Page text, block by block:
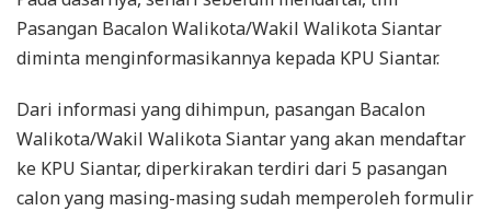
Pasangan Bacalon Walikota/Wakil Walikota Siantar
diminta menginformasikannya kepada KPU Siantar.
Dari informasi yang dihimpun, pasangan Bacalon
Walikota/Wakil Walikota Siantar yang akan mendaftar
ke KPU Siantar, diperkirakan terdiri dari 5 pasangan
calon yang masing-masing sudah memperoleh formulir